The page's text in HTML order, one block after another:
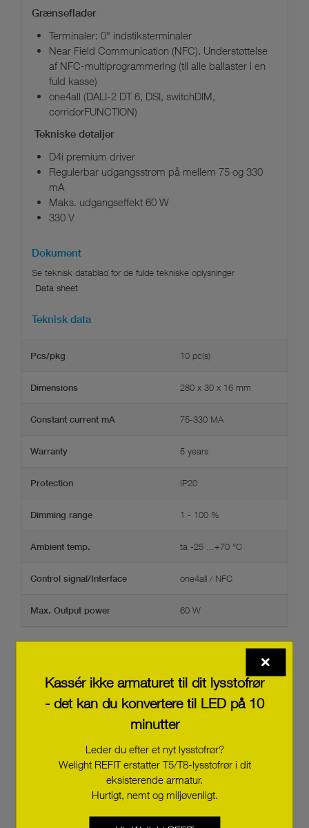
Grænseflader
Terminaler: 0° indstiksterminaler
Near Field Communication (NFC). Understøttelse
af NFC-multiprogrammering (til alle ballaster i en
fuld kasse)
one4all (DALI-2 DT 6, DSI, switchDIM,
corridorFUNCTION)
Tekniske detaljer
D4i premium driver
Regulerbar udgangsstrøm på mellem 75 og 330
mA
Maks. udgangseffekt 60 W
330 V
Dokument
Data sheet
Teknisk data
Pcs/pkg 10 pc(s)
Dimensions 280 x 30 x 16 mm
Constant current mA 75-330 MA
Warranty 5 years
Protection IP20
Dimming range 1 - 100 %
Ambient temp. ta -25 ...+70 °C
Control signal/Interface one4all / NFC
Max. Output power 60 W
28005742
LC 55/350-1050/54 D4i NF h16 PRE4
Kassér ikke armaturet til dit lysstofrør
- det kan du konvertere til LED på 10
minutter
Leder du efter et nyt lysstofrør?
Welight REFIT erstatter T5/T8-lysstofrør i dit
eksisterende armatur.
Hurtigt, nemt og miljøvenligt.